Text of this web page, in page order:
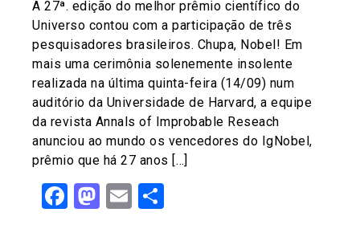
A 27ª. edição do melhor prêmio científico do
Universo contou com a participação de três
pesquisadores brasileiros. Chupa, Nobel! Em
mais uma cerimônia solenemente insolente
realizada na última quinta-feira (14/09) num
auditório da Universidade de Harvard, a equipe
da revista Annals of Improbable Reseach
anunciou ao mundo os vencedores do IgNobel,
prêmio que há 27 anos […]
Facebook
Mastodon
Email